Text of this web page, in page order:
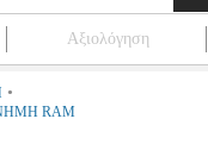
Αξιολόγηση
•
RAM